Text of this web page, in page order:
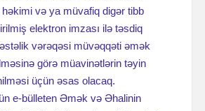
həkimi və ya müvafiq digər tibb
elektron imzası ilə təsdiq
vərəqəsi müvəqqəti əmək
görə müavinətlərin təyin
üçün əsas olacaq.
e-bülleten Əmək və Əhalinin